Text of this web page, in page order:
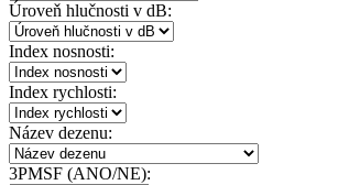
Úroveň hlučnosti v dB:
Index nosnosti:
Index rychlosti:
Název dezenu:
3PMSF (ANO/NE):